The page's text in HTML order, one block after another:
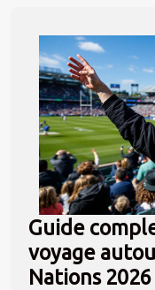
Guide
voyage
Nations 2026